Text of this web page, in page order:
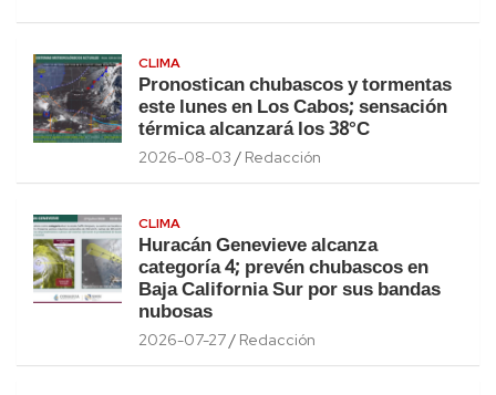
CLIMA
Pronostican chubascos y tormentas
este lunes en Los Cabos; sensación
térmica alcanzará los 38°C
2026-08-03 Redacción
CLIMA
Huracán Genevieve alcanza
categoría 4; prevén chubascos en
Baja California Sur por sus bandas
nubosas
2026-07-27 Redacción